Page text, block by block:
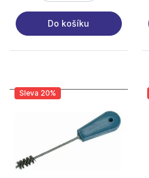
Do košíku
Sleva 20%